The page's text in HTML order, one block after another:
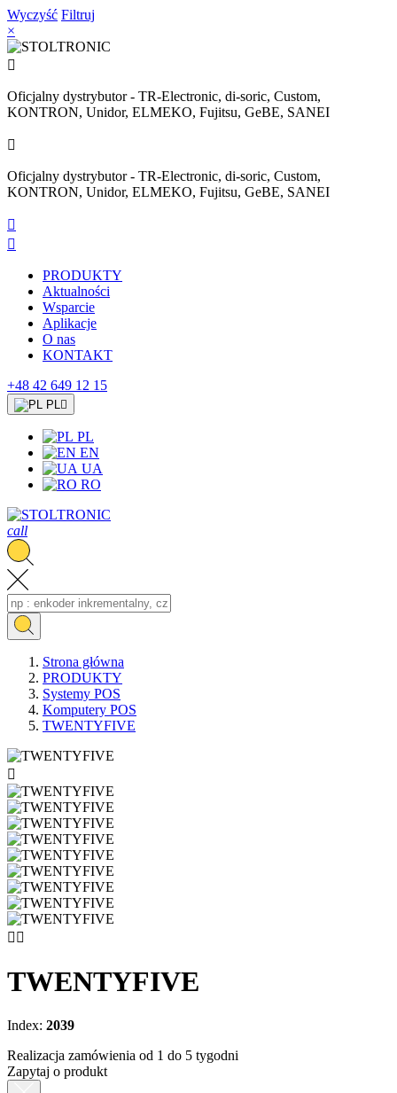
Wyczyść Filtruj
×

Oficjalny dystrybutor - TR-Electronic, di-soric, Custom,
KONTRON, Unidor, ELMEKO, Fujitsu, GeBE, SANEI

Oficjalny dystrybutor - TR-Electronic, di-soric, Custom,
KONTRON, Unidor, ELMEKO, Fujitsu, GeBE, SANEI


PRODUKTY
Aktualności
Wsparcie
Aplikacje
O nas
KONTAKT
+48 42 649 12 15
PL
PL
EN
UA
RO
call
Strona główna
PRODUKTY
Systemy POS
Komputery POS
TWENTYFIVE

 
TWENTYFIVE
Index: 2039
Realizacja zamówienia od 1 do 5 tygodni
Zapytaj o produkt